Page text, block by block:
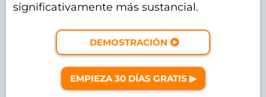
significativamente más sustancial.
DEMOSTRACIÓN
EMPIEZA 30 DÍAS GRATIS ▶︎